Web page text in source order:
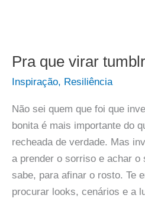
Pra que virar
Inspiração, Resiliência
Não sei quem que foi que
bonita é mais importante do
recheada de verdade. Mas
a prender o sorriso e achar o
sabe, para afinar o rosto. Te
procurar looks, cenários e a